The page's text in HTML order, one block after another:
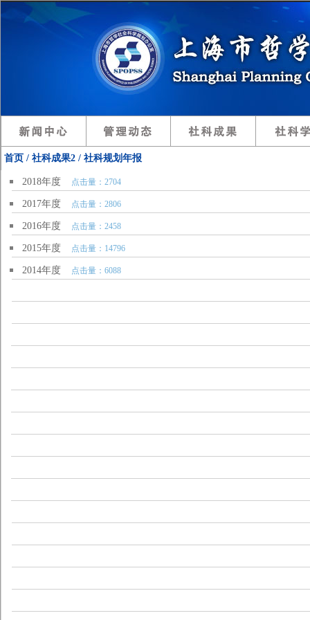
首页 / 社科成果2 / 社科规划年报
2018年度 点击量：2704
2017年度 点击量：2806
2016年度 点击量：2458
2015年度 点击量：14796
2014年度 点击量：6088